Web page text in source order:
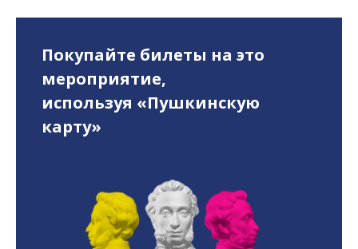
Покупайте билеты на это
мероприятие,
используя «Пушкинскую
карту»